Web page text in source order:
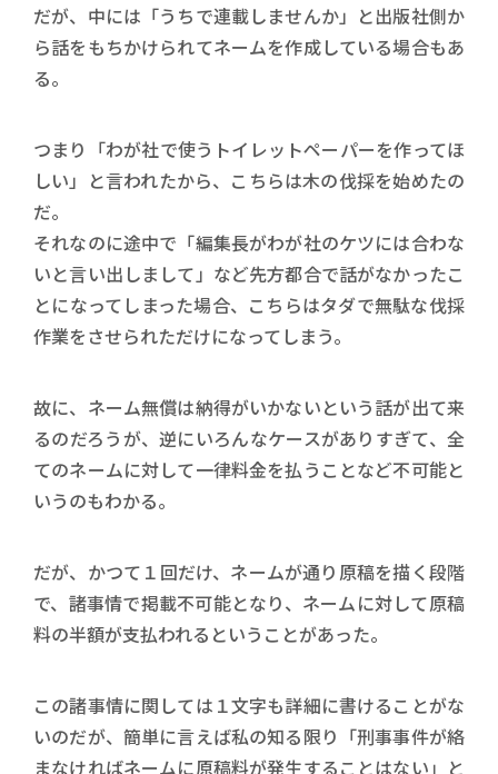
だが、中には「うちで連載しませんか」と出版社側か
ら話をもちかけられてネームを作成している場合もあ
る。
つまり「わが社で使うトイレットペーパーを作ってほ
しい」と言われたから、こちらは木の伐採を始めたの
だ。
それなのに途中で「編集長がわが社のケツには合わな
いと言い出しまして」など先方都合で話がなかったこ
とになってしまった場合、こちらはタダで無駄な伐採
作業をさせられただけになってしまう。
故に、ネーム無償は納得がいかないという話が出て来
るのだろうが、逆にいろんなケースがありすぎて、全
てのネームに対して一律料金を払うことなど不可能と
いうのもわかる。
だが、かつて１回だけ、ネームが通り原稿を描く段階
で、諸事情で掲載不可能となり、ネームに対して原稿
料の半額が支払われるということがあった。
この諸事情に関しては１文字も詳細に書けることがな
いのだが、簡単に言えば私の知る限り「刑事事件が絡
まなければネームに原稿料が発生することはない」と